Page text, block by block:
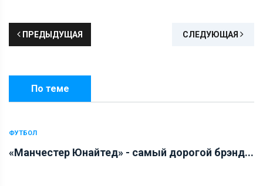
ПРЕДЫДУЩАЯ СЛЕДУЮЩАЯ
По теме
ФУТБОЛ
«Манчестер Юнайтед» - самый дорогой брэнд...